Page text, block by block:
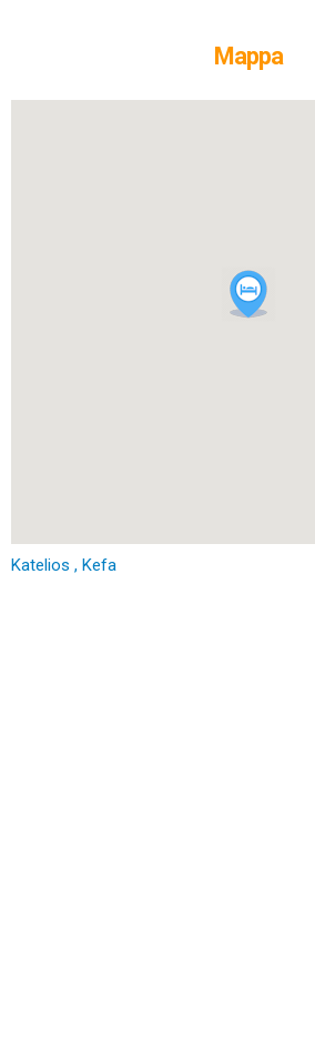
Mappa
Katelios , Kefa